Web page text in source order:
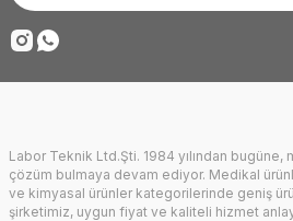
Labor Teknik Ltd.Şti. 1984 yılından bugüne,
çözüm bulmaya devam ediyor. Medikal
ve kimyasal ürünler kategorilerinde geniş
şirketimiz, uygun fiyat ve kaliteli hizmet